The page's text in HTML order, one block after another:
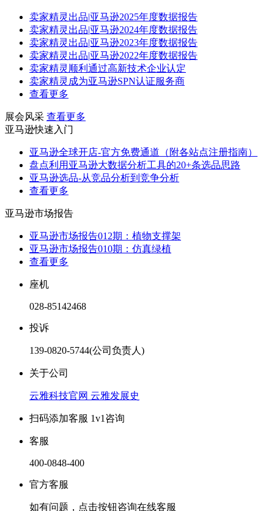
卖家精灵出品|亚马逊2025年度数据报告
卖家精灵出品|亚马逊2024年度数据报告
卖家精灵出品|亚马逊2023年度数据报告
卖家精灵出品|亚马逊2022年度数据报告
卖家精灵顺利通过高新技术企业认定
卖家精灵成为亚马逊SPN认证服务商
查看更多
展会风采 查看更多
亚马逊快速入门
亚马逊全球开店-官方免费通道（附各站点注册指南）
盘点利用亚马逊大数据分析工具的20+条选品思路
亚马逊选品-从竞品分析到竞争分析
查看更多
亚马逊市场报告
亚马逊市场报告012期：植物支撑架
亚马逊市场报告010期：仿真绿植
查看更多
座机
028-85142468
投诉
139-0820-5744(公司负责人)
关于公司
云雅科技官网 云雅发展史
扫码添加客服 1v1咨询
客服
400-0848-400
官方客服
如有问题，点击按钮咨询在线客服